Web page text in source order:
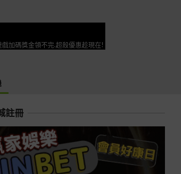
加碼獎金領不完.超殺優惠趁現在!
註冊